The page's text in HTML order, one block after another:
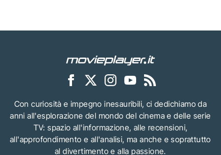
Con curiosità e impegno inesauribili, ci dedichiamo da
anni all'esplorazione del mondo del cinema e delle serie
TV: spazio all'informazione, alle recensioni,
all'approfondimento e all'analisi, ma anche e soprattutto
al divertimento e alla passione.